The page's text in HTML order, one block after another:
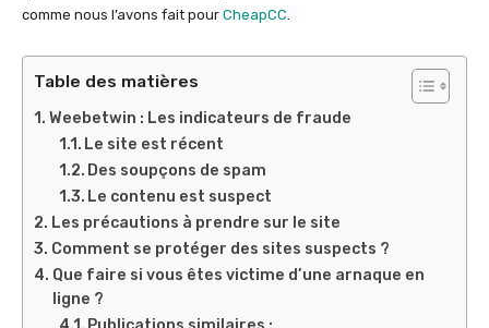
comme nous l’avons fait pour CheapCC.
Table des matières
Weebetwin : Les indicateurs de fraude
Le site est récent
Des soupçons de spam
Le contenu est suspect
Les précautions à prendre sur le site
Comment se protéger des sites suspects ?
Que faire si vous êtes victime d’une arnaque en
ligne ?